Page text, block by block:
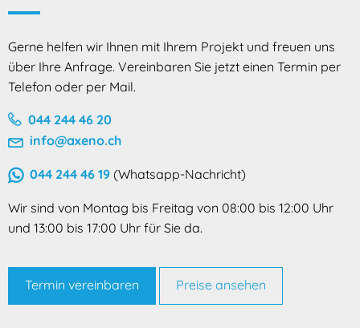
Gerne helfen wir Ihnen mit Ihrem Projekt und freuen uns
über Ihre Anfrage. Vereinbaren Sie jetzt einen Termin per
Telefon oder per Mail.
044 244 46 20
info@axeno.ch
044 244 46 19 (Whatsapp-Nachricht)
Wir sind von Montag bis Freitag von 08:00 bis 12:00 Uhr
und 13:00 bis 17:00 Uhr für Sie da.
Termin vereinbaren Preise ansehen